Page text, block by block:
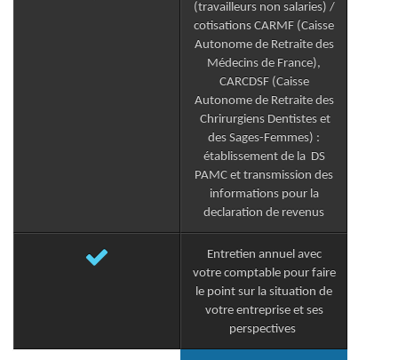
(travailleurs non salaries) /
cotisations CARMF (Caisse
Autonome de Retraite des
Médecins de France),
CARCDSF (Caisse
Autonome de Retraite des
Chrirurgiens Dentistes et
des Sages-Femmes) :
établissement de la DS
PAMC et transmission des
informations pour la
declaration de revenus
Entretien annuel avec
votre comptable pour faire
le point sur la situation de
votre entreprise et ses
perspectives